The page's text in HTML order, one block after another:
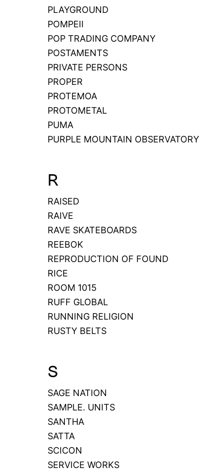
PLAYGROUND
POMPEII
POP TRADING COMPANY
POSTAMENTS
PRIVATE PERSONS
PROPER
PROTEMOA
PROTOMETAL
PUMA
PURPLE MOUNTAIN OBSERVATORY
R
RAISED
RAIVE
RAVE SKATEBOARDS
REEBOK
REPRODUCTION OF FOUND
RICE
ROOM 1015
RUFF GLOBAL
RUNNING RELIGION
RUSTY BELTS
S
SAGE NATION
SAMPLE. UNITS
SANTHA
SATTA
SCICON
SERVICE WORKS